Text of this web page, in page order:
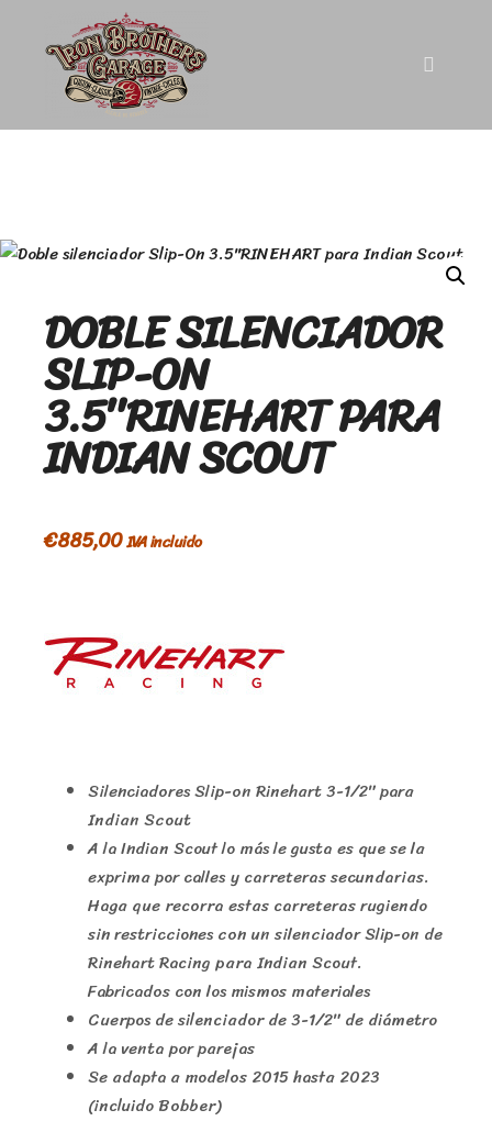
DOBLE SILENCIADOR
SLIP-ON
3.5″RINEHART PARA
INDIAN SCOUT
€885,00IVA incluido
Silenciadores Slip-on Rinehart 3-1/2″ para
Indian Scout
A la Indian Scout lo más le gusta es que se la
exprima por calles y carreteras secundarias.
Haga que recorra estas carreteras rugiendo
sin restricciones con un silenciador Slip-on de
Rinehart Racing para Indian Scout.
Fabricados con los mismos materiales
Cuerpos de silenciador de 3-1/2″ de diámetro
A la venta por parejas
Se adapta a modelos 2015 hasta 2023
(incluido Bobber)